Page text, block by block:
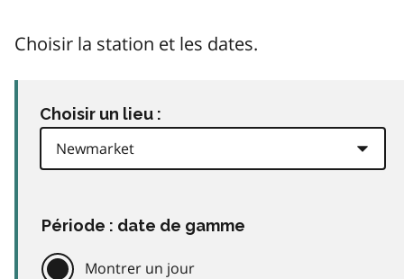
Choisir la station et les dates.
Choisir un lieu :
Période : date de gamme
Montrer un jour